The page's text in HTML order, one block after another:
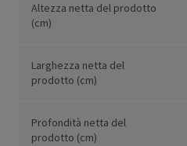
Altezza netta del prodotto
(cm)
Larghezza netta del
prodotto (cm)
Profondità netta del
prodotto (cm)